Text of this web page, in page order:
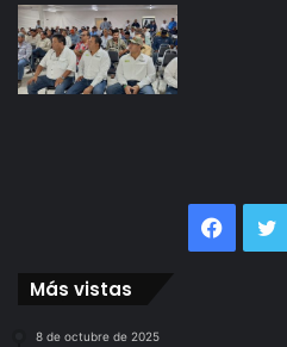
Más vistas
8 de octubre de 2025